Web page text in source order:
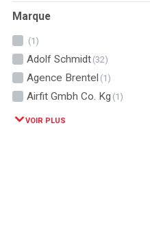
Marque
(1)
Adolf Schmidt (32)
Agence Brentel (1)
Airfit Gmbh Co. Kg (1)
VOIR PLUS